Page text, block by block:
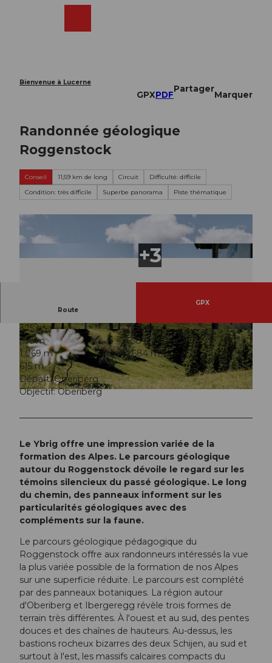
Bienvenue à Lucerne
GPXPDF
Partager
Marquer
Randonnée géologique
Roggenstock
Conseil 11,59 km de long Circuit
Difficulté: difficile
Condition: très difficile
Superbe panorama Piste thématique
© Dario Peruzzo, Schwyzer Wanderwege
© Dario Peruzzo, Schwyzer Wanderwege © Dario Peruzzo, Schwyzer Wanderwege
Route
GPX
3:15 h
11,59 km
656 m
658 m
1.069 m
1.684 m
615 m
Départ: Oberiberg
Objectif: Oberiberg
Le Ybrig offre une impression variée de la
formation des Alpes. Le parcours géologique
autour du Roggenstock dévoile le regard sur les
témoins silencieux du passé géologique. Le long
du chemin, des panneaux informent sur les
particularités géologiques avec des
compléments sur la faune.
Le parcours géologique pédagogique du
Roggenstock offre aux randonneurs intéressés la vue
la plus variée possible de la formation de nos Alpes
sur une superficie réduite. Le parcours est complété
par des panneaux botaniques. La région autour
d'Oberiberg et Ibergeregg révèle trois formes de
terrain très différentes. À l'ouest et au sud, des pentes
douces et des chaînes de hauteurs. Au-dessus, les
bastions rocheux bizarres des deux Schijen, au sud et
surtout à l'est, les massifs calcaires compacts du